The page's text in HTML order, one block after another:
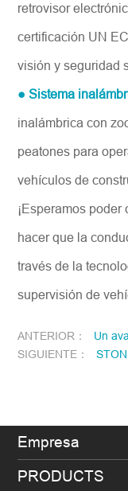
retrovisor
certificación UN
visión y seguridad
● Sistema
inalámbrica con
peatones para
vehículos de
¡Esperamos
hacer que la
través de la
supervisión de
ANTERIOR：
Un
SIGUIENTE：
Empresa
PRODUCTS